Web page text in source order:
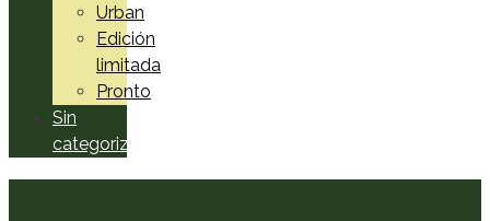
Urban
Edición
limitada
Pronto
Sin
categorizar